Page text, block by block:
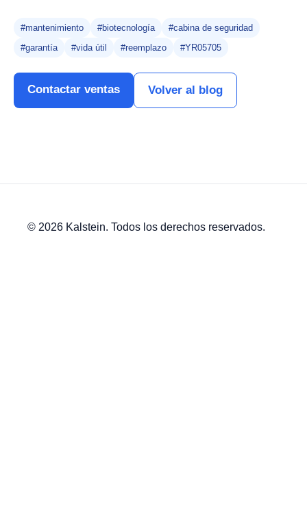
#mantenimiento #biotecnología
#cabina de seguridad
#garantía
#vida útil #reemplazo #YR05705
Contactar ventas Volver al blog
© 2026 Kalstein. Todos los derechos reservados.